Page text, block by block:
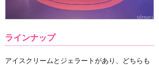
ラインナップ
アイスクリームとジェラートがあり、どちらも